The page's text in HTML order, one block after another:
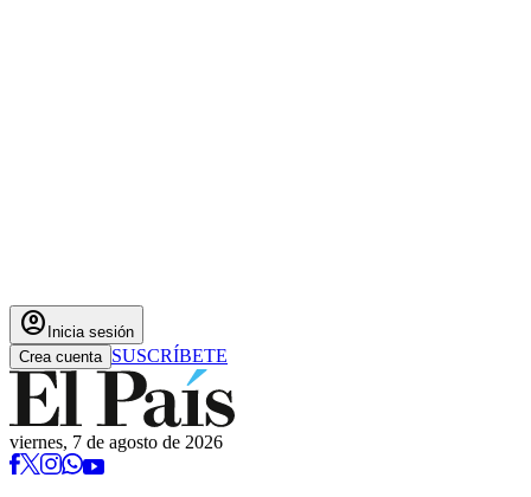
account_circle Inicia sesión
Crea cuenta SUSCRÍBETE
viernes, 7 de agosto de 2026